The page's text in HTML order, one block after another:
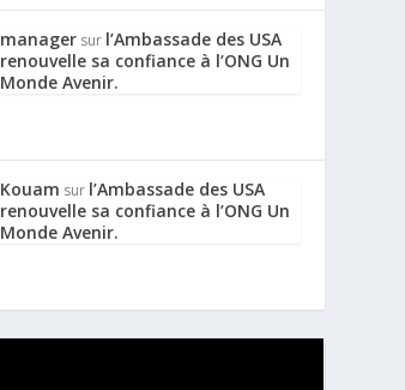
manager sur l’Ambassade des USA
renouvelle sa confiance à l’ONG Un
Monde Avenir.
Kouam sur l’Ambassade des USA
renouvelle sa confiance à l’ONG Un
Monde Avenir.